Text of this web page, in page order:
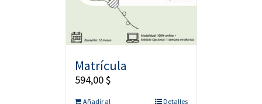
Matrícula
594,00$
Añadir al
Detalles